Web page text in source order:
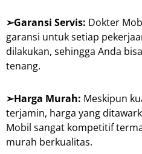
➢Garansi Servis: Dokter
garansi untuk setiap
dilakukan, sehingga Anda
tenang.
➢Harga Murah: Meskipun
terjamin, harga yang
Mobil sangat kompetitif
murah berkualitas.